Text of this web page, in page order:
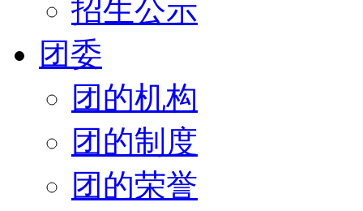
招生公示
团委
团的机构
团的制度
团的荣誉